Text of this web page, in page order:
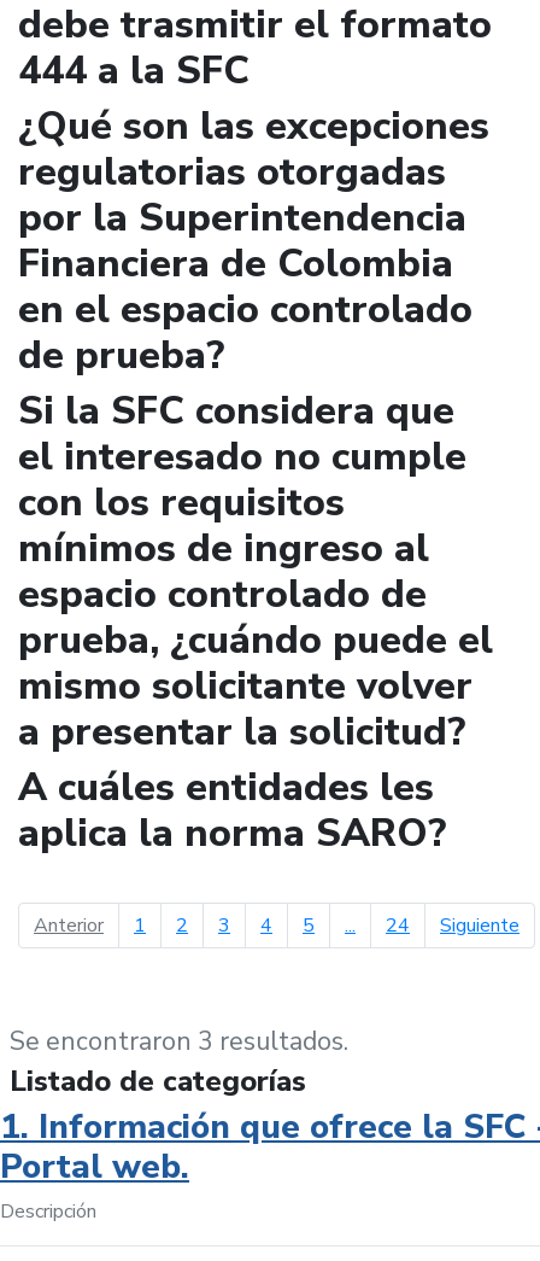
debe trasmitir el formato
444 a la SFC
¿Qué son las excepciones
regulatorias otorgadas
por la Superintendencia
Financiera de Colombia
en el espacio controlado
de prueba?
Si la SFC considera que
el interesado no cumple
con los requisitos
mínimos de ingreso al
espacio controlado de
prueba, ¿cuándo puede el
mismo solicitante volver
a presentar la solicitud?
A cuáles entidades les
aplica la norma SARO?
Anteriorpágina anterior
1 2 3 4 5 ... 24 Siguiente
Se encontraron 3 resultados.
Listado de categorías
1. Información que ofrece la SFC
Portal web.
Descripción